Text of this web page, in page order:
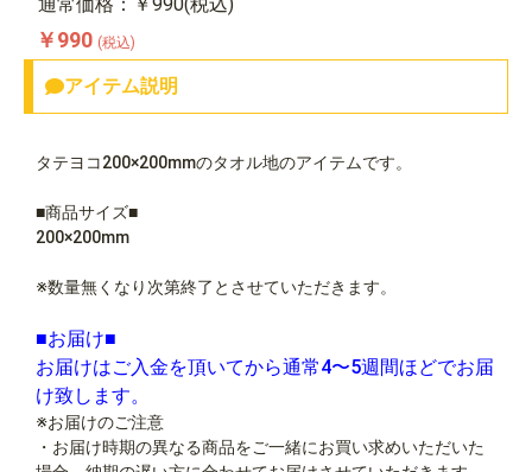
￥990 (税込)
アイテム説明
タテヨコ200×200mmのタオル地のアイテムです。
■商品サイズ■
200×200mm
※数量無くなり次第終了とさせていただきます。
■お届け■
お届けはご入金を頂いてから通常4〜5週間ほどでお届
け致します。
※お届けのご注意
・お届け時期の異なる商品をご一緒にお買い求めいただいた